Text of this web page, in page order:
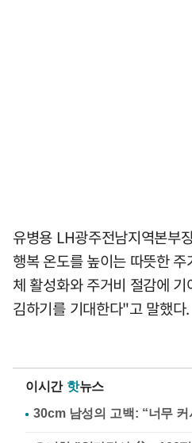
유병용 LH광주전남지역본부
행복 온도를 높이는 따뜻한
체 활성화와 주거비 절감에
김하기를 기대한다"고 말했다.
이시간 핫뉴스